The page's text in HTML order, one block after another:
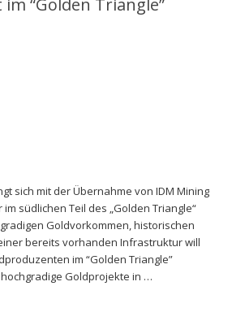
sich mit der Übernahme von IDM Mining
südlichen Teil des „Golden Triangle“
Goldvorkommen, historischen
bereits vorhanden Infrastruktur will
im “Golden Triangle”
Goldprojekte in …